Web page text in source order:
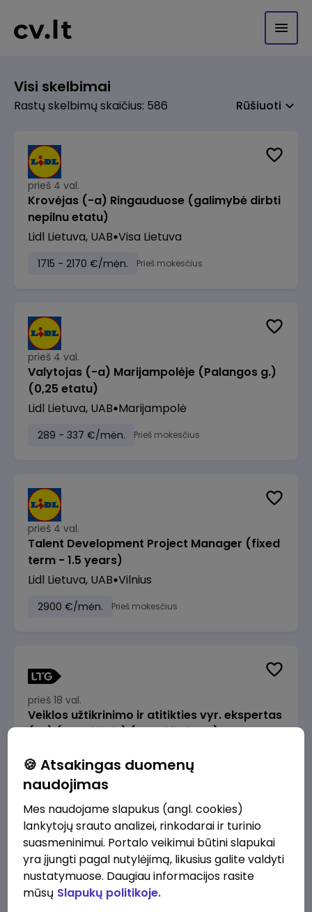
Visi skelbimai
Rastų skelbimų skaičius: 586 Rūšiuoti
prieš 4 val.
Krovėjas (-a) Ringauduose (galimybė dirbti
nepilnu etatu)
Lidl Lietuva, UAB Visa Lietuva
1715 - 2170 €/mėn. Prieš mokesčius
prieš 4 val.
Valytojas (-a) Marijampolėje (Palangos g.)
(0,25 etatu)
Lidl Lietuva, UAB Marijampolė
289 - 337 €/mėn. Prieš mokesčius
prieš 4 val.
Talent Development Project Manager (fixed
term - 1.5 years)
Lidl Lietuva, UAB Vilnius
2900 €/mėn. Prieš mokesčius
prieš 18 val.
Veiklos užtikrinimo ir atitikties vyr. ekspertas
(-ė) (Radviliškis) (Radviliškis, LT)
2610 - 3910 €/mėn.
prieš 18 val.
Veiklos užtikrinimo ir atitikties vyr. ekspertas
(-ė) (Kaunas) (Kaunas, LT)
🍪 Atsakingas duomenų
naudojimas
Mes naudojame slapukus (angl. cookies)
lankytojų srauto analizei, rinkodarai ir turinio
suasmeninimui. Portalo veikimui būtini slapukai
yra įjungti pagal nutylėjimą, likusius galite valdyti
nustatymuose. Daugiau informacijos rasite
mūsų Slapukų politikoje.